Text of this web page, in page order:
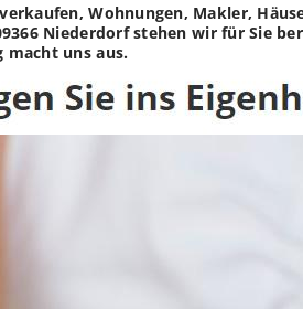
Wohnungen, Makler,
Niederdorf stehen wir für Sie
macht uns aus.